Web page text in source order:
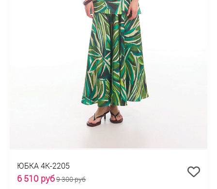
ЮБКА 4К-2205
6 510 руб9 300 руб